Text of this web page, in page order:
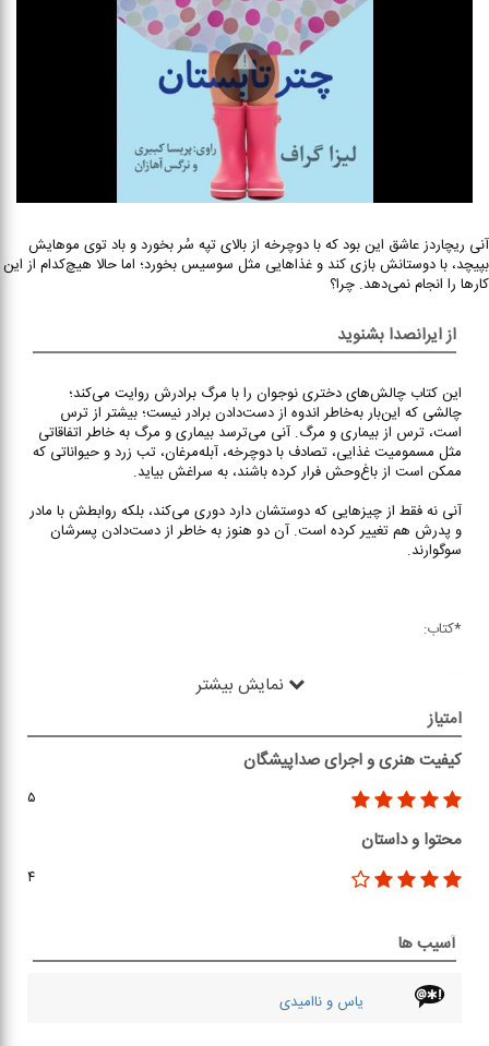
آنی ریچاردز عاشق این بود که با دوچرخه از بالای تپه سُر بخورد و باد توی موهایش
بپیچد، با دوستانش بازی کند و غذاهایی مثل سوسیس بخورد؛ اما حالا هیچ‌کدام از این
کارها را انجام نمی‌دهد. چرا؟
از ایرانصدا بشنوید
این کتاب چالش‌های دختری نوجوان را با مرگ برادرش روایت می‌کند؛
چالشی که این‌بار به‌خاطر اندوه از دست‌دادن برادر نیست؛ بیشتر از ترس
است، ترس از بیماری و مرگ. آنی می‌ترسد بیماری و مرگ به خاطر اتفاقاتی
مثل مسمومیت غذایی، تصادف با دوچرخه، آبله‌مرغان، تب زرد و حیواناتی که
ممکن است از باغ‌وحش فرار کرده باشند، به سراغش بیاید.
آنی نه فقط از چیزهایی که دوستشان دارد دوری می‌کند، بلکه روابطش با مادر
و پدرش هم تغییر کرده است. آن دو هنوز به خاطر از دست‌دادن پسرشان
سوگوارند.
*کتاب:
نمایش بیشتر
امتیاز
کیفیت هنری و اجرای صداپیشگان
۵
محتوا و داستان
۴
آسیب ها
یاس و ناامیدی